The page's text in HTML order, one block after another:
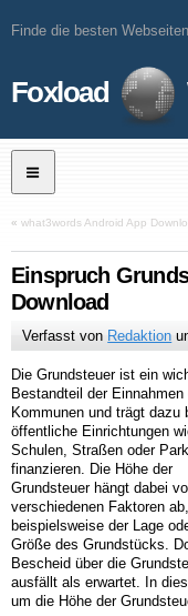
Finde die besten
Foxload
« what3words Android App
Einspruch
Download
Verfasst von Redaktion
Die Grundsteuer ist ein
Bestandteil der Einnahmen
Kommunen und trägt dazu
öffentliche Einrichtungen
Schulen, Straßen oder
finanzieren. Die Höhe der
Grundsteuer hängt dabei
verschiedenen Faktoren
beispielsweise der Lage
Größe des Grundstücks.
Bescheid über die
ausfällt als erwartet. In
um die Höhe der